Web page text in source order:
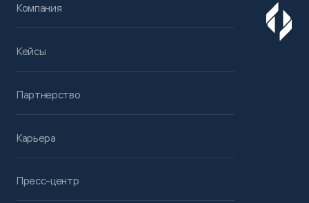
Компания
Кейсы
Партнерство
Карьера
Пресс-центр